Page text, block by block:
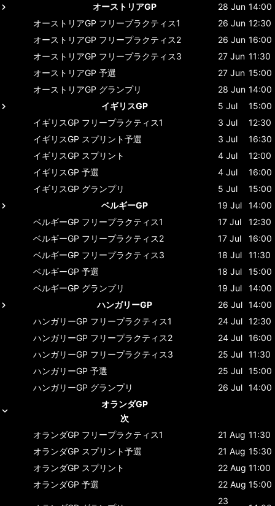
オーストリアGP
28 Jun 14:00
オーストリアGP フリープラクティス1 26 Jun 12:30
オーストリアGP フリープラクティス2 26 Jun 16:00
オーストリアGP フリープラクティス3 27 Jun 11:30
オーストリアGP 予選 27 Jun 15:00
オーストリアGP グランプリ 28 Jun 14:00
イギリスGP
5 Jul
15:00
イギリスGP フリープラクティス1 3 Jul
12:30
イギリスGP スプリント予選 3 Jul
16:30
イギリスGP スプリント 4 Jul
12:00
イギリスGP 予選 4 Jul
16:00
イギリスGP グランプリ 5 Jul
15:00
ベルギーGP
19 Jul
14:00
ベルギーGP フリープラクティス1 17 Jul
12:30
ベルギーGP フリープラクティス2 17 Jul
16:00
ベルギーGP フリープラクティス3 18 Jul
11:30
ベルギーGP 予選 18 Jul
15:00
ベルギーGP グランプリ 19 Jul
14:00
ハンガリーGP
26 Jul 14:00
ハンガリーGP フリープラクティス1 24 Jul 12:30
ハンガリーGP フリープラクティス2 24 Jul 16:00
ハンガリーGP フリープラクティス3 25 Jul 11:30
ハンガリーGP 予選 25 Jul 15:00
ハンガリーGP グランプリ 26 Jul 14:00
オランダGP
次
オランダGP フリープラクティス1 21 Aug 11:30
オランダGP スプリント予選 21 Aug 15:30
オランダGP スプリント 22 Aug 11:00
オランダGP 予選 22 Aug 15:00
23